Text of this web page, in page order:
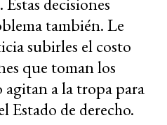
también. Le
subirles el costo
que toman los
a la tropa para
Estado de derecho.